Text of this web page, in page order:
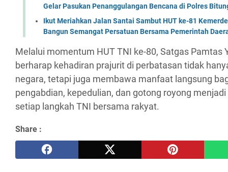
Gelar Pasukan Penanggulangan Bencana di Polres
Ikut Meriahkan Jalan Santai Sambut HUT ke-81
Bangun Semangat Persatuan Bersama Pemerintah
Melalui momentum HUT TNI ke-80, Satgas Pamtas
berharap kehadiran prajurit di perbatasan tidak
negara, tetapi juga membawa manfaat langsung
pengabdian, kepedulian, dan gotong royong
setiap langkah TNI bersama rakyat.
Share :